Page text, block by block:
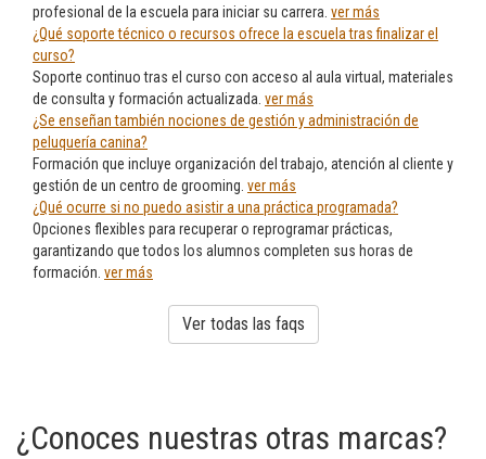
profesional de la escuela para iniciar su carrera. ver más
¿Qué soporte técnico o recursos ofrece la escuela tras finalizar el
curso?
Soporte continuo tras el curso con acceso al aula virtual, materiales
de consulta y formación actualizada. ver más
¿Se enseñan también nociones de gestión y administración de
peluquería canina?
Formación que incluye organización del trabajo, atención al cliente y
gestión de un centro de grooming. ver más
¿Qué ocurre si no puedo asistir a una práctica programada?
Opciones flexibles para recuperar o reprogramar prácticas,
garantizando que todos los alumnos completen sus horas de
formación. ver más
Ver todas las faqs
¿Conoces nuestras otras marcas?